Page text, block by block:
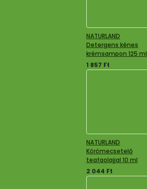
NATURLAND
Detergens kénes
krémsampon 125 ml
1 857 Ft
NATURLAND
Körömecsetelő
teafaolajjal 10 ml
2 044 Ft